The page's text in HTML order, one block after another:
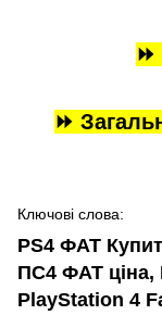
⏩
⏩
Ключові слова:
PS4 ФАТ
ПС4 ФАТ ціна,
PlayStation 4